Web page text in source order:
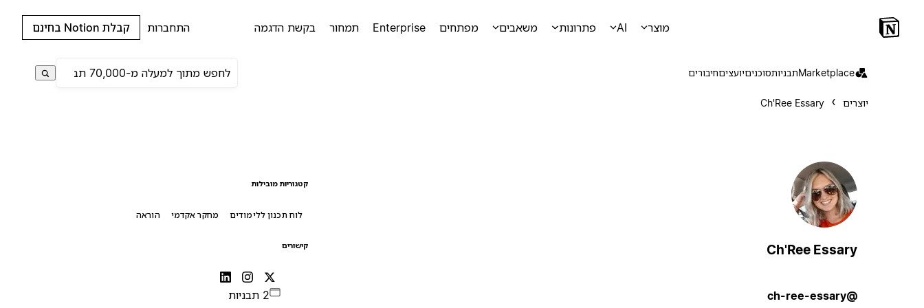
מוצר AI פתרונות משאבים מפתחים Enterprise תמחור בקשת הדגמה התחברות קבלת Notion בחינם
Marketplaceתבניותסוכניםיועציםחיבורים
יוצרים Ch'Ree Essary
Ch'Ree Essary
@ch-ree-essary
קטגוריות מובילות
לוח תכנון ללימודים מחקר אקדמי הוראה
קישורים
2 תבניות